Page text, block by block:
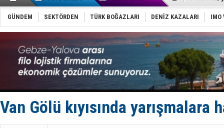
Türkiye-
Türk
Deniz
DÖDER,
Fairline,
Baltık
Runit
Limana
Türk
Hüseyin
Med
GÜNDEM SEKTÖRDEN TÜRK BOĞAZLARI DENİZ KAZALARI IMO
Van Gölü kıyısında yarışmalara